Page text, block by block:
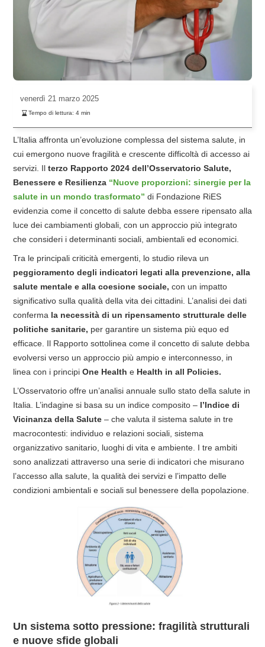
venerdì 21 marzo 2025
Tempo di lettura:4 min
L’Italia affronta un’evoluzione complessa del sistema salute, in
cui emergono nuove fragilità e crescente difficoltà di accesso ai
servizi. Il terzo Rapporto 2024 dell’Osservatorio Salute,
Benessere e Resilienza “Nuove proporzioni: sinergie per la
salute in un mondo trasformato” di Fondazione RiES
evidenzia come il concetto di salute debba essere ripensato alla
luce dei cambiamenti globali, con un approccio più integrato
che consideri i determinanti sociali, ambientali ed economici.
Tra le principali criticità emergenti, lo studio rileva un
peggioramento degli indicatori legati alla prevenzione, alla
salute mentale e alla coesione sociale, con un impatto
significativo sulla qualità della vita dei cittadini. L’analisi dei dati
conferma la necessità di un ripensamento strutturale delle
politiche sanitarie, per garantire un sistema più equo ed
efficace. Il Rapporto sottolinea come il concetto di salute debba
evolversi verso un approccio più ampio e interconnesso, in
linea con i principi One Health e Health in all Policies.
L’Osservatorio offre un’analisi annuale sullo stato della salute in
Italia. L’indagine si basa su un indice composito – l’Indice di
Vicinanza della Salute – che valuta il sistema salute in tre
macrocontesti: individuo e relazioni sociali, sistema
organizzativo sanitario, luoghi di vita e ambiente. I tre ambiti
sono analizzati attraverso una serie di indicatori che misurano
l’accesso alla salute, la qualità dei servizi e l’impatto delle
condizioni ambientali e sociali sul benessere della popolazione.
Un sistema sotto pressione: fragilità strutturali
e nuove sfide globali